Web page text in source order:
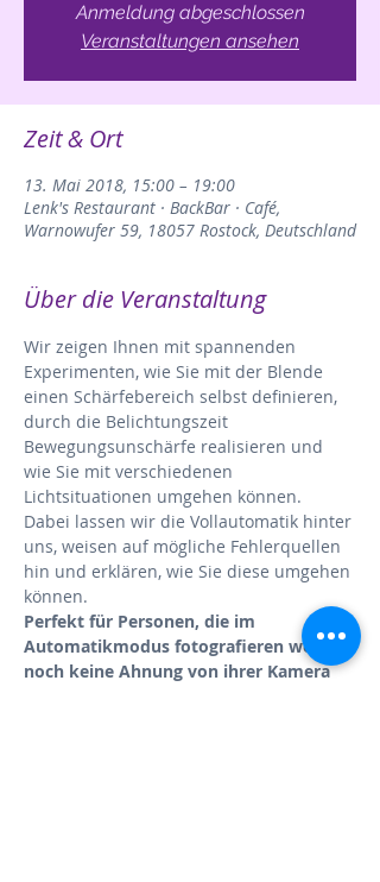
Anmeldung abgeschlossen
Veranstaltungen ansehen
Zeit & Ort
13. Mai 2018, 15:00 – 19:00
Lenk's Restaurant · BackBar · Café,
Warnowufer 59, 18057 Rostock, Deutschland
Über die Veranstaltung
Wir zeigen Ihnen mit spannenden
Experimenten, wie Sie mit der Blende
einen Schärfebereich selbst definieren,
durch die Belichtungszeit
Bewegungsunschärfe realisieren und
wie Sie mit verschiedenen
Lichtsituationen umgehen können.
Dabei lassen wir die Vollautomatik hinter
uns, weisen auf mögliche Fehlerquellen
hin und erklären, wie Sie diese umgehen
können.
Perfekt für Personen, die im
Automatikmodus fotografieren weil Sie
noch keine Ahnung von ihrer Kamera